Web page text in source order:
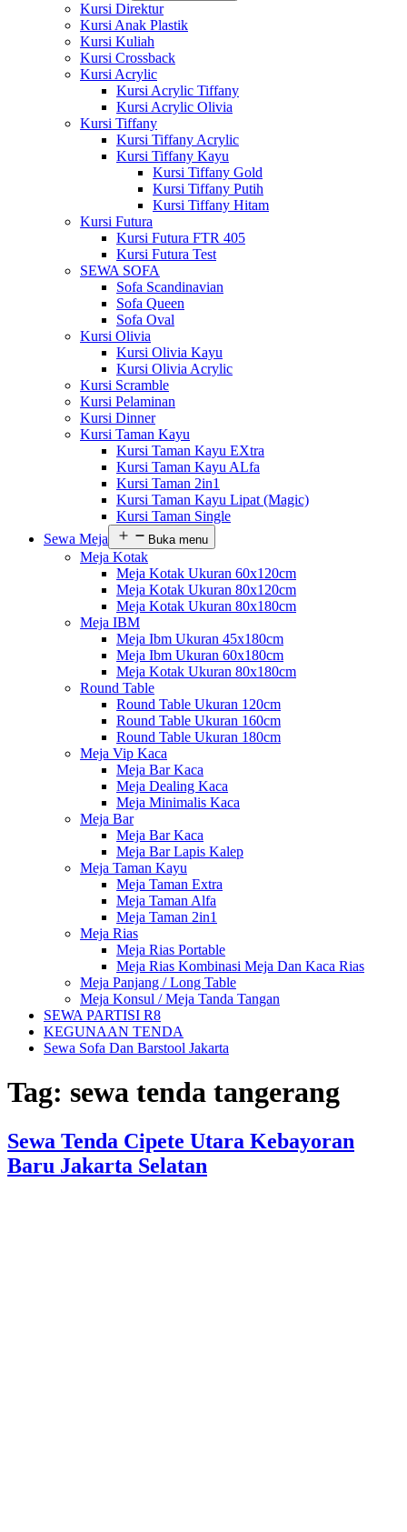
Kursi Direktur
Kursi Anak Plastik
Kursi Kuliah
Kursi Crossback
Kursi Acrylic
Kursi Acrylic Tiffany
Kursi Acrylic Olivia
Kursi Tiffany
Kursi Tiffany Acrylic
Kursi Tiffany Kayu
Kursi Tiffany Gold
Kursi Tiffany Putih
Kursi Tiffany Hitam
Kursi Futura
Kursi Futura FTR 405
Kursi Futura Test
SEWA SOFA
Sofa Scandinavian
Sofa Queen
Sofa Oval
Kursi Olivia
Kursi Olivia Kayu
Kursi Olivia Acrylic
Kursi Scramble
Kursi Pelaminan
Kursi Dinner
Kursi Taman Kayu
Kursi Taman Kayu EXtra
Kursi Taman Kayu ALfa
Kursi Taman 2in1
Kursi Taman Kayu Lipat (Magic)
Kursi Taman Single
Sewa Meja
Buka menu
Meja Kotak
Meja Kotak Ukuran 60x120cm
Meja Kotak Ukuran 80x120cm
Meja Kotak Ukuran 80x180cm
Meja IBM
Meja Ibm Ukuran 45x180cm
Meja Ibm Ukuran 60x180cm
Meja Kotak Ukuran 80x180cm
Round Table
Round Table Ukuran 120cm
Round Table Ukuran 160cm
Round Table Ukuran 180cm
Meja Vip Kaca
Meja Bar Kaca
Meja Dealing Kaca
Meja Minimalis Kaca
Meja Bar
Meja Bar Kaca
Meja Bar Lapis Kalep
Meja Taman Kayu
Meja Taman Extra
Meja Taman Alfa
Meja Taman 2in1
Meja Rias
Meja Rias Portable
Meja Rias Kombinasi Meja Dan Kaca Rias
Meja Panjang / Long Table
Meja Konsul / Meja Tanda Tangan
SEWA PARTISI R8
KEGUNAAN TENDA
Sewa Sofa Dan Barstool Jakarta
Tag: sewa tenda tangerang
Sewa Tenda Cipete Utara Kebayoran
Baru Jakarta Selatan